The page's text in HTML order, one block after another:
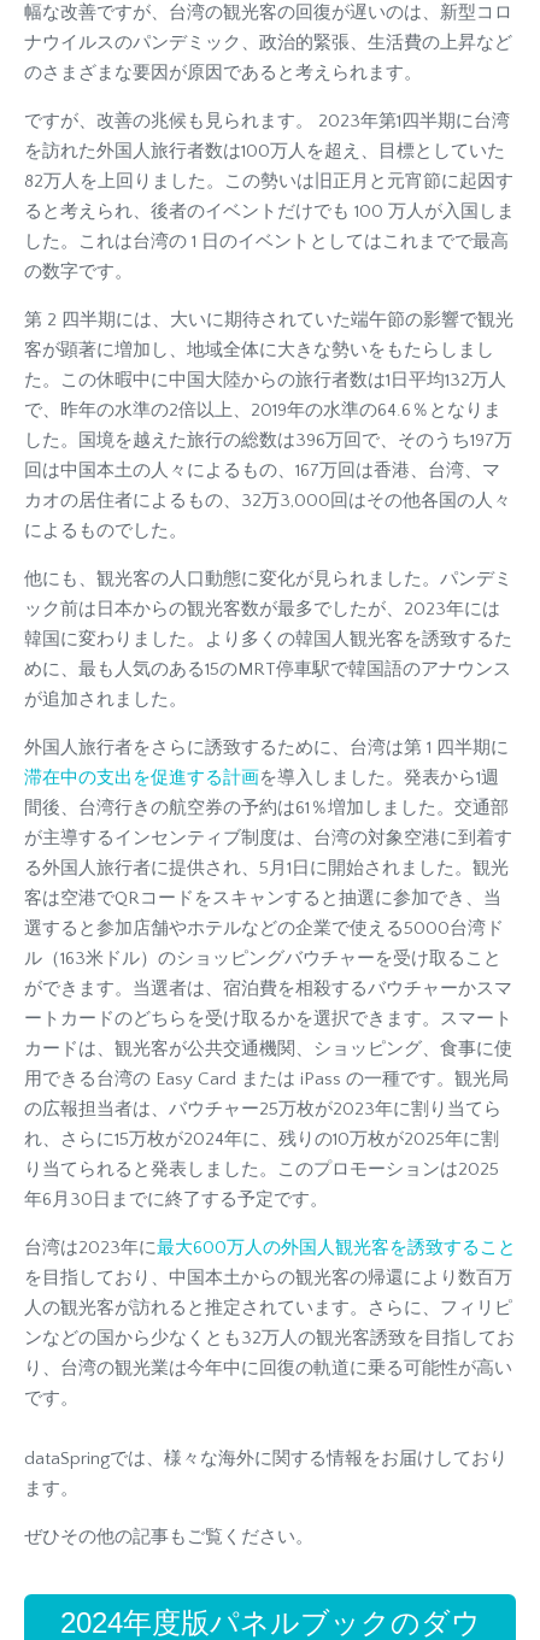
幅な改善ですが、台湾の観光客の回復が遅いのは、新型コロ
ナウイルスのパンデミック、政治的緊張、生活費の上昇など
のさまざまな要因が原因であると考えられます。
ですが、改善の兆候も見られます。 2023年第1四半期に台湾
を訪れた外国人旅行者数は100万人を超え、目標としていた
82万人を上回りました。この勢いは旧正月と元宵節に起因す
ると考えられ、後者のイベントだけでも 100 万人が入国しま
した。これは台湾の 1 日のイベントとしてはこれまでで最高
の数字です。
第 2 四半期には、大いに期待されていた端午節の影響で観光
客が顕著に増加し、地域全体に大きな勢いをもたらしまし
た。この休暇中に中国大陸からの旅行者数は1日平均132万人
で、昨年の水準の2倍以上、2019年の水準の64.6％となりま
した。国境を越えた旅行の総数は396万回で、そのうち197万
回は中国本土の人々によるもの、167万回は香港、台湾、マ
カオの居住者によるもの、32万3,000回はその他各国の人々
によるものでした。
他にも、観光客の人口動態に変化が見られました。パンデミ
ック前は日本からの観光客数が最多でしたが、2023年には
韓国に変わりました。より多くの韓国人観光客を誘致するた
めに、最も人気のある15のMRT停車駅で韓国語のアナウンス
が追加されました。
外国人旅行者をさらに誘致するために、台湾は第 1 四半期に
滞在中の支出を促進する計画を導入しました。発表から1週
間後、台湾行きの航空券の予約は61％増加しました。交通部
が主導するインセンティブ制度は、台湾の対象空港に到着す
る外国人旅行者に提供され、5月1日に開始されました。観光
客は空港でQRコードをスキャンすると抽選に参加でき、当
選すると参加店舗やホテルなどの企業で使える5000台湾ド
ル（163米ドル）のショッピングバウチャーを受け取ること
ができます。当選者は、宿泊費を相殺するバウチャーかスマ
ートカードのどちらを受け取るかを選択できます。スマート
カードは、観光客が公共交通機関、ショッピング、食事に使
用できる台湾の Easy Card または iPass の一種です。観光局
の広報担当者は、バウチャー25万枚が2023年に割り当てら
れ、さらに15万枚が2024年に、残りの10万枚が2025年に割
り当てられると発表しました。このプロモーションは2025
年6月30日までに終了する予定です。
台湾は2023年に最大600万人の外国人観光客を誘致すること
を目指しており、中国本土からの観光客の帰還により数百万
人の観光客が訪れると推定されています。さらに、フィリピ
ンなどの国から少なくとも32万人の観光客誘致を目指してお
り、台湾の観光業は今年中に回復の軌道に乗る可能性が高い
です。
dataSpringでは、様々な海外に関する情報をお届けしており
ます。
ぜひその他の記事もご覧ください。
2024年度版パネルブックのダウ